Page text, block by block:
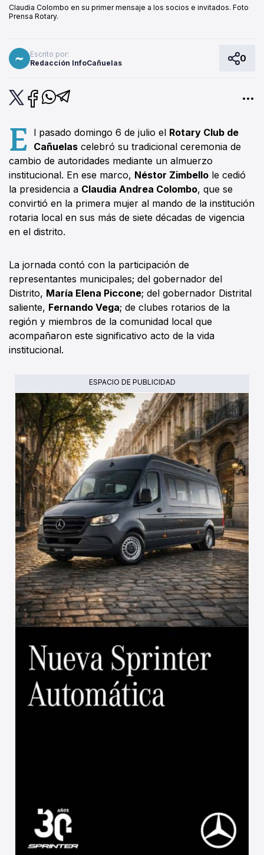
Claudia Colombo en su primer mensaje a los socios e invitados. Foto
Prensa Rotary.
Escrito por:
Redacción InfoCañuelas
0
E l pasado domingo 6 de julio el Rotary Club de
Cañuelas celebró su tradicional ceremonia de
cambio de autoridades mediante un almuerzo
institucional. En ese marco, Néstor Zimbello le cedió
la presidencia a Claudia Andrea Colombo, que se
convirtió en la primera mujer al mando de la institución
rotaria local en sus más de siete décadas de vigencia
en el distrito.
La jornada contó con la participación de
representantes municipales; del gobernador del
Distrito, María Elena Piccone; del gobernador Distrital
saliente, Fernando Vega; de clubes rotarios de la
región y miembros de la comunidad local que
acompañaron este significativo acto de la vida
institucional.
ESPACIO DE PUBLICIDAD